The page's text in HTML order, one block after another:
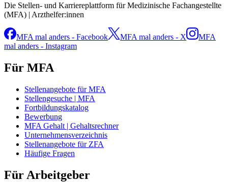
Die Stellen- und Karriereplattform für Medizinische Fachangestellte
(MFA) | Arzthelfer:innen
MFA mal anders - Facebook MFA mal anders - X
MFA
mal anders - Instagram
Für MFA
Stellenangebote für MFA
Stellengesuche | MFA
Fortbildungskatalog
Bewerbung
MFA Gehalt | Gehaltsrechner
Unternehmensverzeichnis
Stellenangebote für ZFA
Häufige Fragen
Für Arbeitgeber